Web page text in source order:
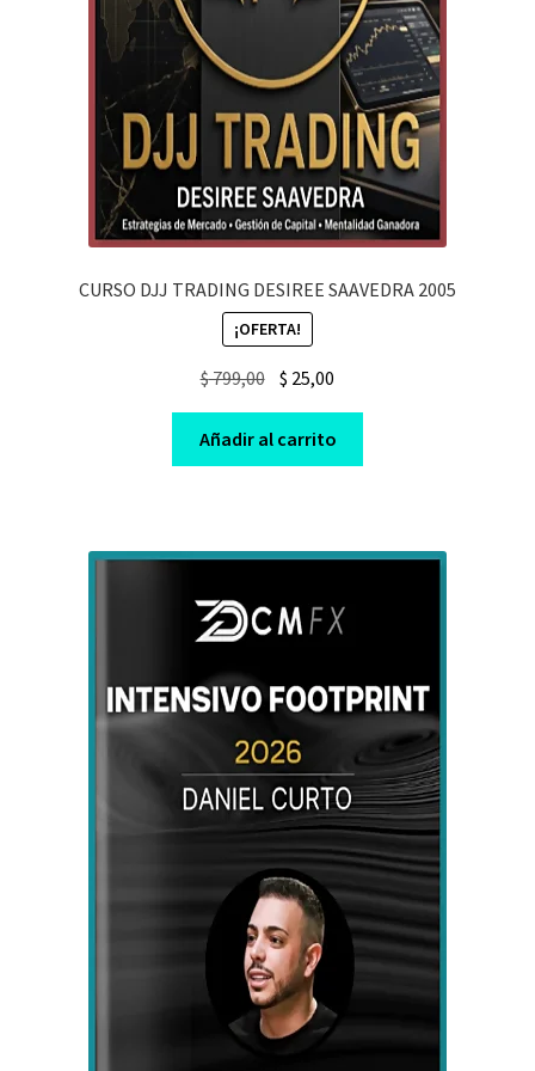
CURSO DJJ TRADING DESIREE SAAVEDRA 2005
¡OFERTA!
$799,00 Original
price
was:
$ 799,00.
$ 25,00
price
is:
$ 25,00.
Añadir al carrito